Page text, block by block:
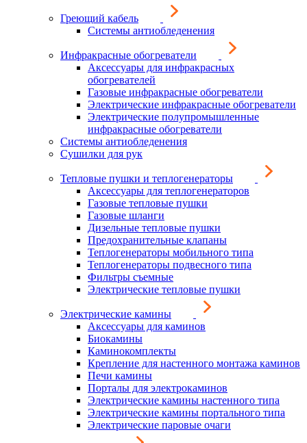
Греющий кабель
Системы антиобледенения
Инфракрасные обогреватели
Аксессуары для инфракрасных
обогревателей
Газовые инфракрасные обогреватели
Электрические инфракрасные обогреватели
Электрические полупромышленные
инфракрасные обогреватели
Системы антиобледенения
Сушилки для рук
Тепловые пушки и теплогенераторы
Аксессуары для теплогенераторов
Газовые тепловые пушки
Газовые шланги
Дизельные тепловые пушки
Предохранительные клапаны
Теплогенераторы мобильного типа
Теплогенераторы подвесного типа
Фильтры съемные
Электрические тепловые пушки
Электрические камины
Аксессуары для каминов
Биокамины
Каминокомплекты
Крепление для настенного монтажа каминов
Печи камины
Порталы для электрокаминов
Электрические камины настенного типа
Электрические камины портального типа
Электрические паровые очаги